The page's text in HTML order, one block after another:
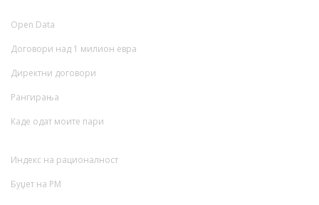
Open Data
Договори над 1 милион евра
Директни договори
Рангирања
Каде одат моите пари
Индекс на рационалност
Буџет на РМ